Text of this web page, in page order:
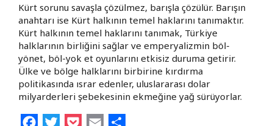
Kürt sorunu savaşla çözülmez, barışla çözülür. Barışın
anahtarı ise Kürt halkının temel haklarını tanımaktır.
Kürt halkının temel haklarını tanımak, Türkiye
halklarının birliğini sağlar ve emperyalizmin böl-
yönet, böl-yok et oyunlarını etkisiz duruma getirir.
Ülke ve bölge halklarını birbirine kırdırma
politikasında ısrar edenler, uluslararası dolar
milyarderleri şebekesinin ekmeğine yağ sürüyorlar.
FacebookTwitterPocketEmail